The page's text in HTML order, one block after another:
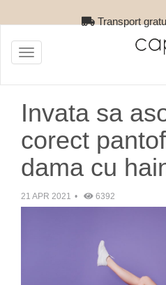
Retur
Toggle
navigation
Invata sa
corect
dama cu
21 APR 2021 6392